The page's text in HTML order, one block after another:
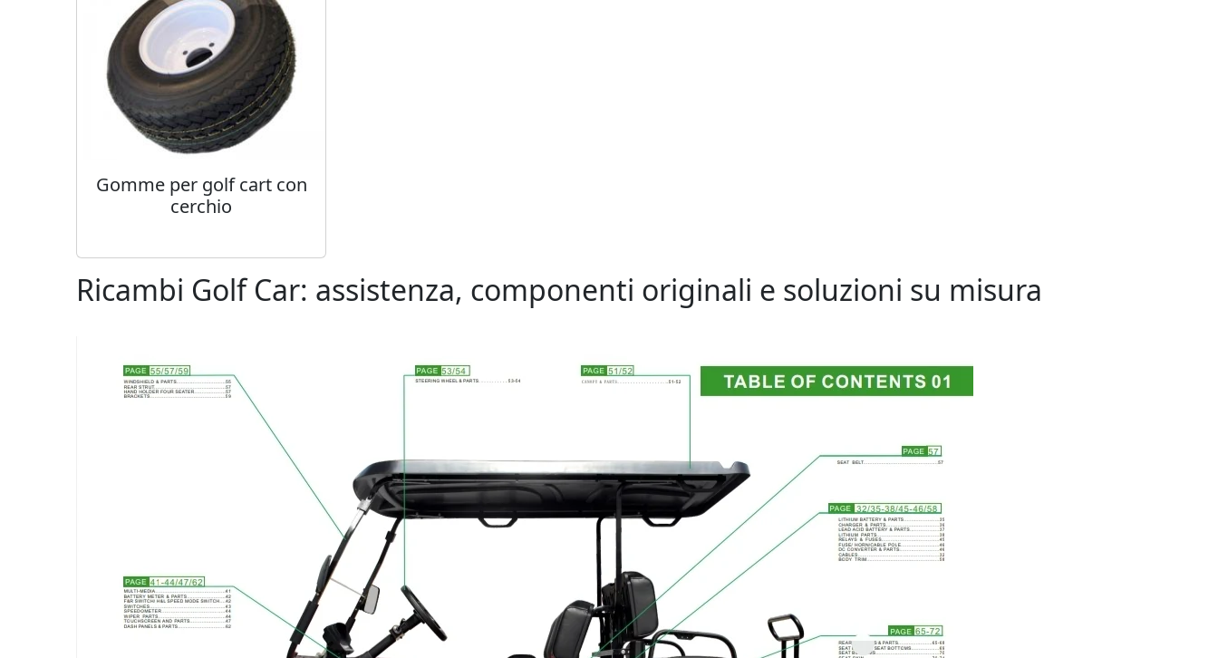
Gomme per golf cart con
cerchio
Ricambi Golf Car: assistenza, componenti originali e soluzioni su misura